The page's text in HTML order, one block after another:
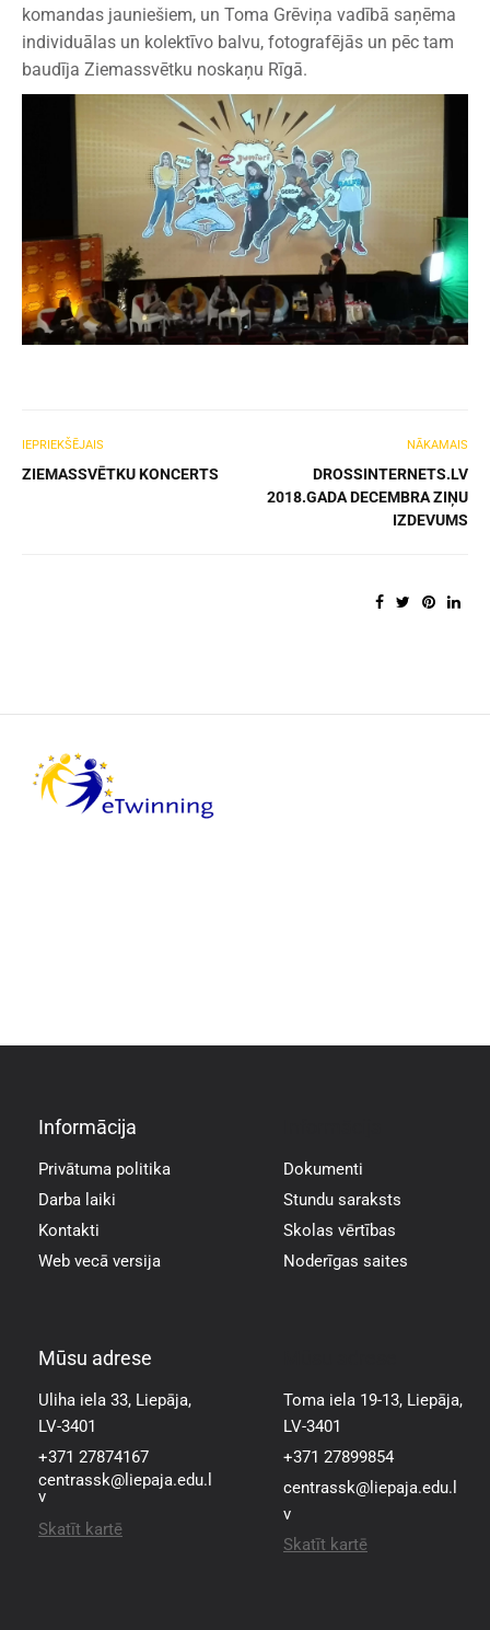
komandas jauniešiem, un Toma Grēviņa vadībā saņēma
individuālas un kolektīvo balvu, fotografējās un pēc tam
baudīja Ziemassvētku noskaņu Rīgā.
IEPRIEKŠĒJAIS
ZIEMASSVĒTKU KONCERTS
NĀKAMAIS
DROSSINTERNETS.LV
2018.GADA DECEMBRA ZIŅU
IZDEVUMS
Informācija
Privātuma politika
Darba laiki
Kontakti
Web vecā versija
Dokumenti
Stundu saraksts
Skolas vērtības
Noderīgas saites
Mūsu adrese
Uliha iela 33, Liepāja,
LV-3401
+371 27874167
centrassk@liepaja.edu.l
v
Skatīt kartē
Toma iela 19-13, Liepāja,
LV-3401
+371 27899854
centrassk@liepaja.edu.l
v
Skatīt kartē